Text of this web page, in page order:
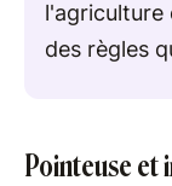
l'agriculture
des règles
Pointeuse et